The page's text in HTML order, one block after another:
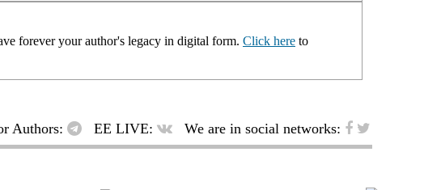
forever your author's legacy in digital form. Click here to
Authors: EE LIVE: We are in social networks: